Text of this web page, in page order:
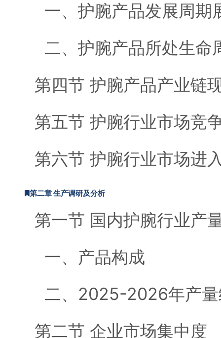
一、护腕产品发展周期
二、护腕产品所处生命
第四节 护腕产品产业链
第五节 护腕行业市场竞
第六节 护腕行业市场进
第二章 生产调研及分析
第一节 国内护腕行业产
一、产品构成
二、2025-2026年产量
第二节 企业市场集中度